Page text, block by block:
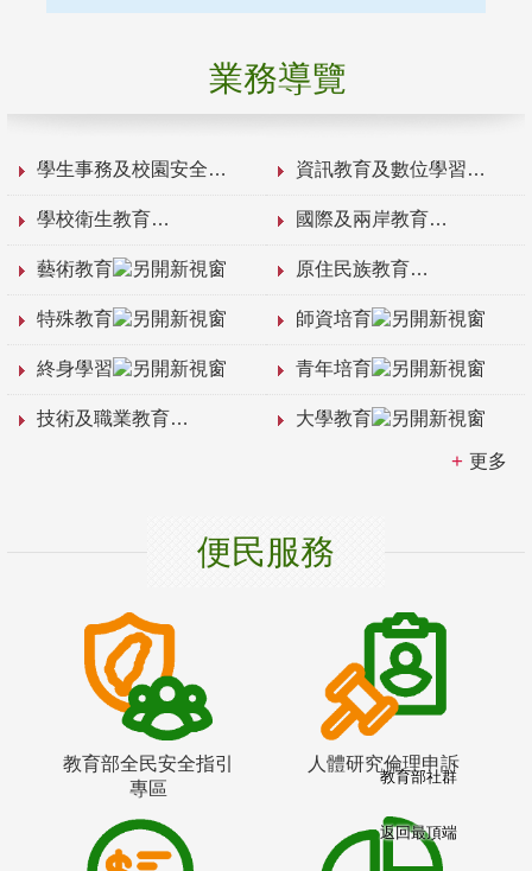
業務導覽
學生事務及校園安全 資訊教育及數位學習
學校衛生教育 國際及兩岸教育
藝術教育 原住民族教育
特殊教育 師資培育
終身學習 青年培育
技術及職業教育 大學教育
更多
便民服務
教育部全民安全指引
專區
人體研究倫理申訴
教育部社群
返回最頂端